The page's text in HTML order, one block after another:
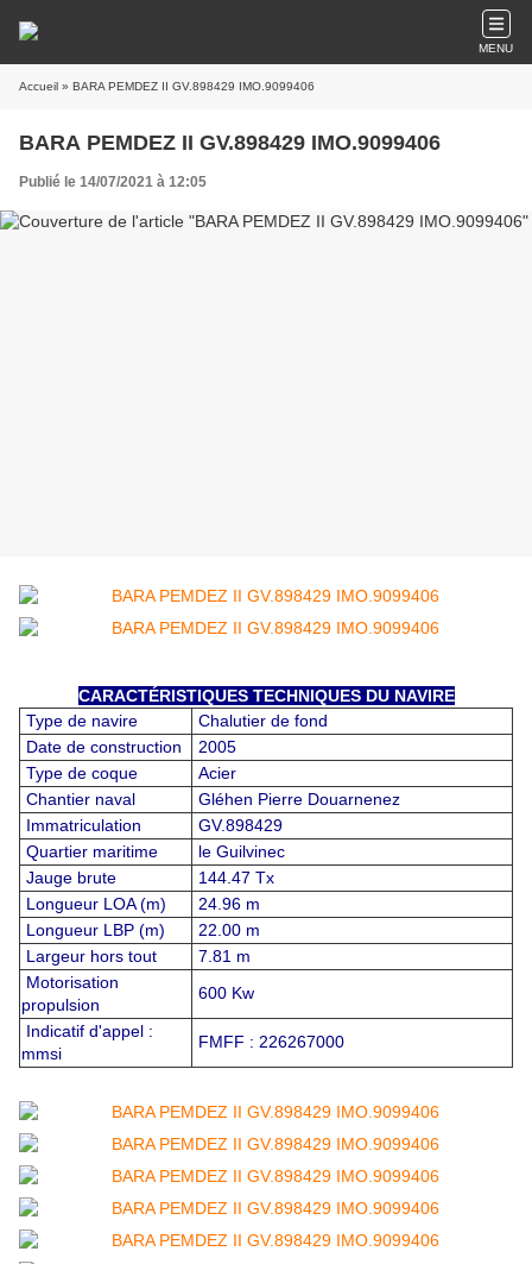
MENU
Accueil » BARA PEMDEZ II GV.898429 IMO.9099406
BARA PEMDEZ II GV.898429 IMO.9099406
Publié le 14/07/2021 à 12:05
CARACTÉRISTIQUES TECHNIQUES DU NAVIRE
Type de navire
Chalutier de fond
Date de construction
2005
Type de coque
Acier
Chantier naval
Gléhen Pierre Douarnenez
Immatriculation
GV.898429
Quartier maritime
le Guilvinec
Jauge brute
144.47 Tx
Longueur LOA (m)
24.96 m
Longueur LBP (m)
22.00 m
Largeur hors tout
7.81 m
Motorisation
propulsion
600 Kw
Indicatif d'appel :
mmsi
FMFF : 226267000